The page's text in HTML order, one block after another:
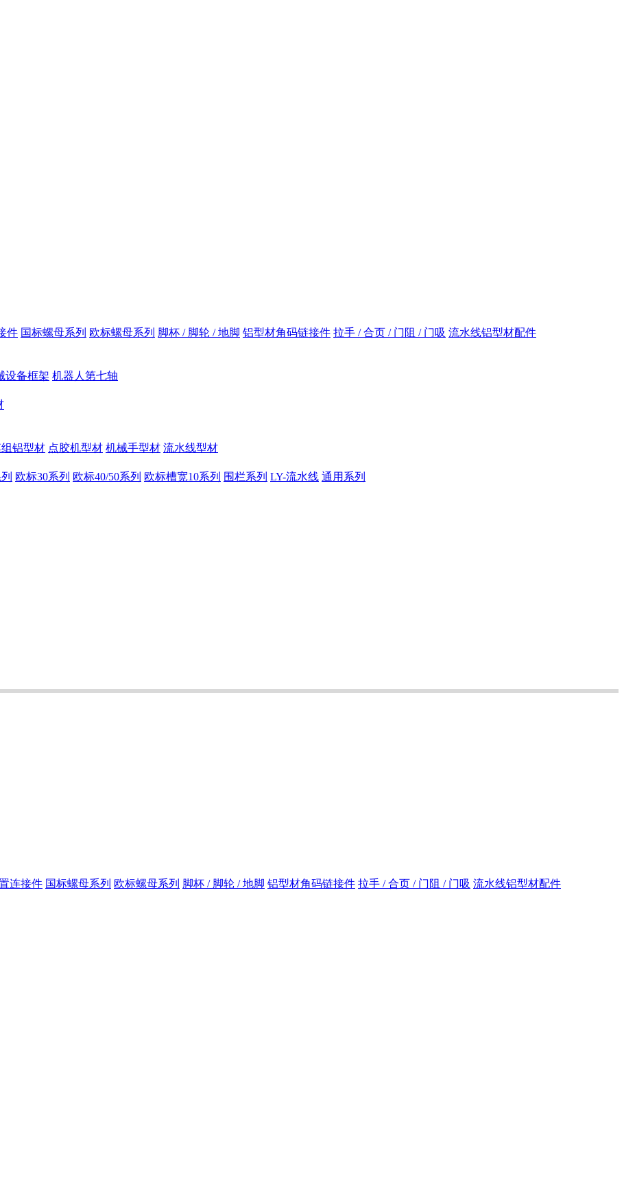
件 国标螺母系列 欧标螺母系列 脚杯 / 脚轮 / 地脚 铝型材角码链接件 拉手 / 合页 / 门阻 / 门吸 流水线铝型材配件
设备框架 机器人第七轴
铝型材 点胶机型材 机械手型材 流水线型材
欧标30系列 欧标40/50系列 欧标槽宽10系列 围栏系列 LY-流水线 通用系列
连接件 国标螺母系列 欧标螺母系列 脚杯 / 脚轮 / 地脚 铝型材角码链接件 拉手 / 合页 / 门阻 / 门吸 流水线铝型材配件